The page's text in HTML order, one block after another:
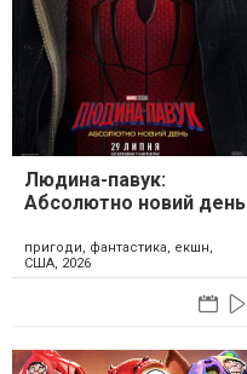
Людина-павук:
Абсолютно новий день
пригоди, фантастика, екшн,
США, 2026